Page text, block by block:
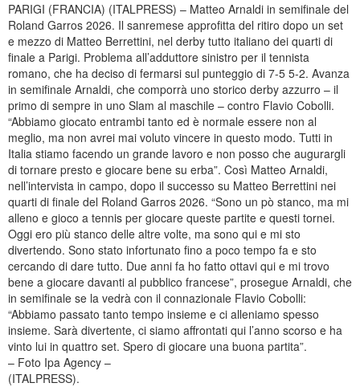
PARIGI (FRANCIA) (ITALPRESS) – Matteo Arnaldi in semifinale del
Roland Garros 2026. Il sanremese approfitta del ritiro dopo un set
e mezzo di Matteo Berrettini, nel derby tutto italiano dei quarti di
finale a Parigi. Problema all’adduttore sinistro per il tennista
romano, che ha deciso di fermarsi sul punteggio di 7-5 5-2. Avanza
in semifinale Arnaldi, che comporrà uno storico derby azzurro – il
primo di sempre in uno Slam al maschile – contro Flavio Cobolli.
“Abbiamo giocato entrambi tanto ed è normale essere non al
meglio, ma non avrei mai voluto vincere in questo modo. Tutti in
Italia stiamo facendo un grande lavoro e non posso che augurargli
di tornare presto e giocare bene su erba”. Così Matteo Arnaldi,
nell’intervista in campo, dopo il successo su Matteo Berrettini nei
quarti di finale del Roland Garros 2026. “Sono un pò stanco, ma mi
alleno e gioco a tennis per giocare queste partite e questi tornei.
Oggi ero più stanco delle altre volte, ma sono qui e mi sto
divertendo. Sono stato infortunato fino a poco tempo fa e sto
cercando di dare tutto. Due anni fa ho fatto ottavi qui e mi trovo
bene a giocare davanti al pubblico francese”, prosegue Arnaldi, che
in semifinale se la vedrà con il connazionale Flavio Cobolli:
“Abbiamo passato tanto tempo insieme e ci alleniamo spesso
insieme. Sarà divertente, ci siamo affrontati qui l’anno scorso e ha
vinto lui in quattro set. Spero di giocare una buona partita”.
– Foto Ipa Agency –
(ITALPRESS).